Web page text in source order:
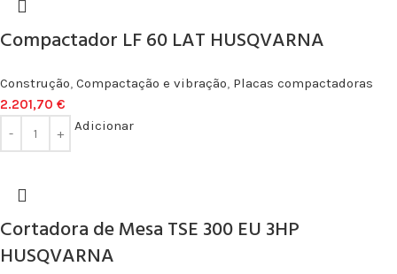
Compactador LF 60 LAT HUSQVARNA
Construção, Compactação e vibração, Placas compactadoras
2.201,70 €
Adicionar
Cortadora de Mesa TSE 300 EU 3HP
HUSQVARNA